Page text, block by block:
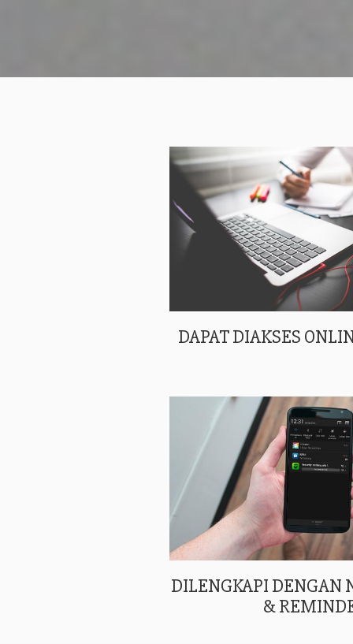
DAPAT DIAKSES
DILENGKAPI DENGAN
&